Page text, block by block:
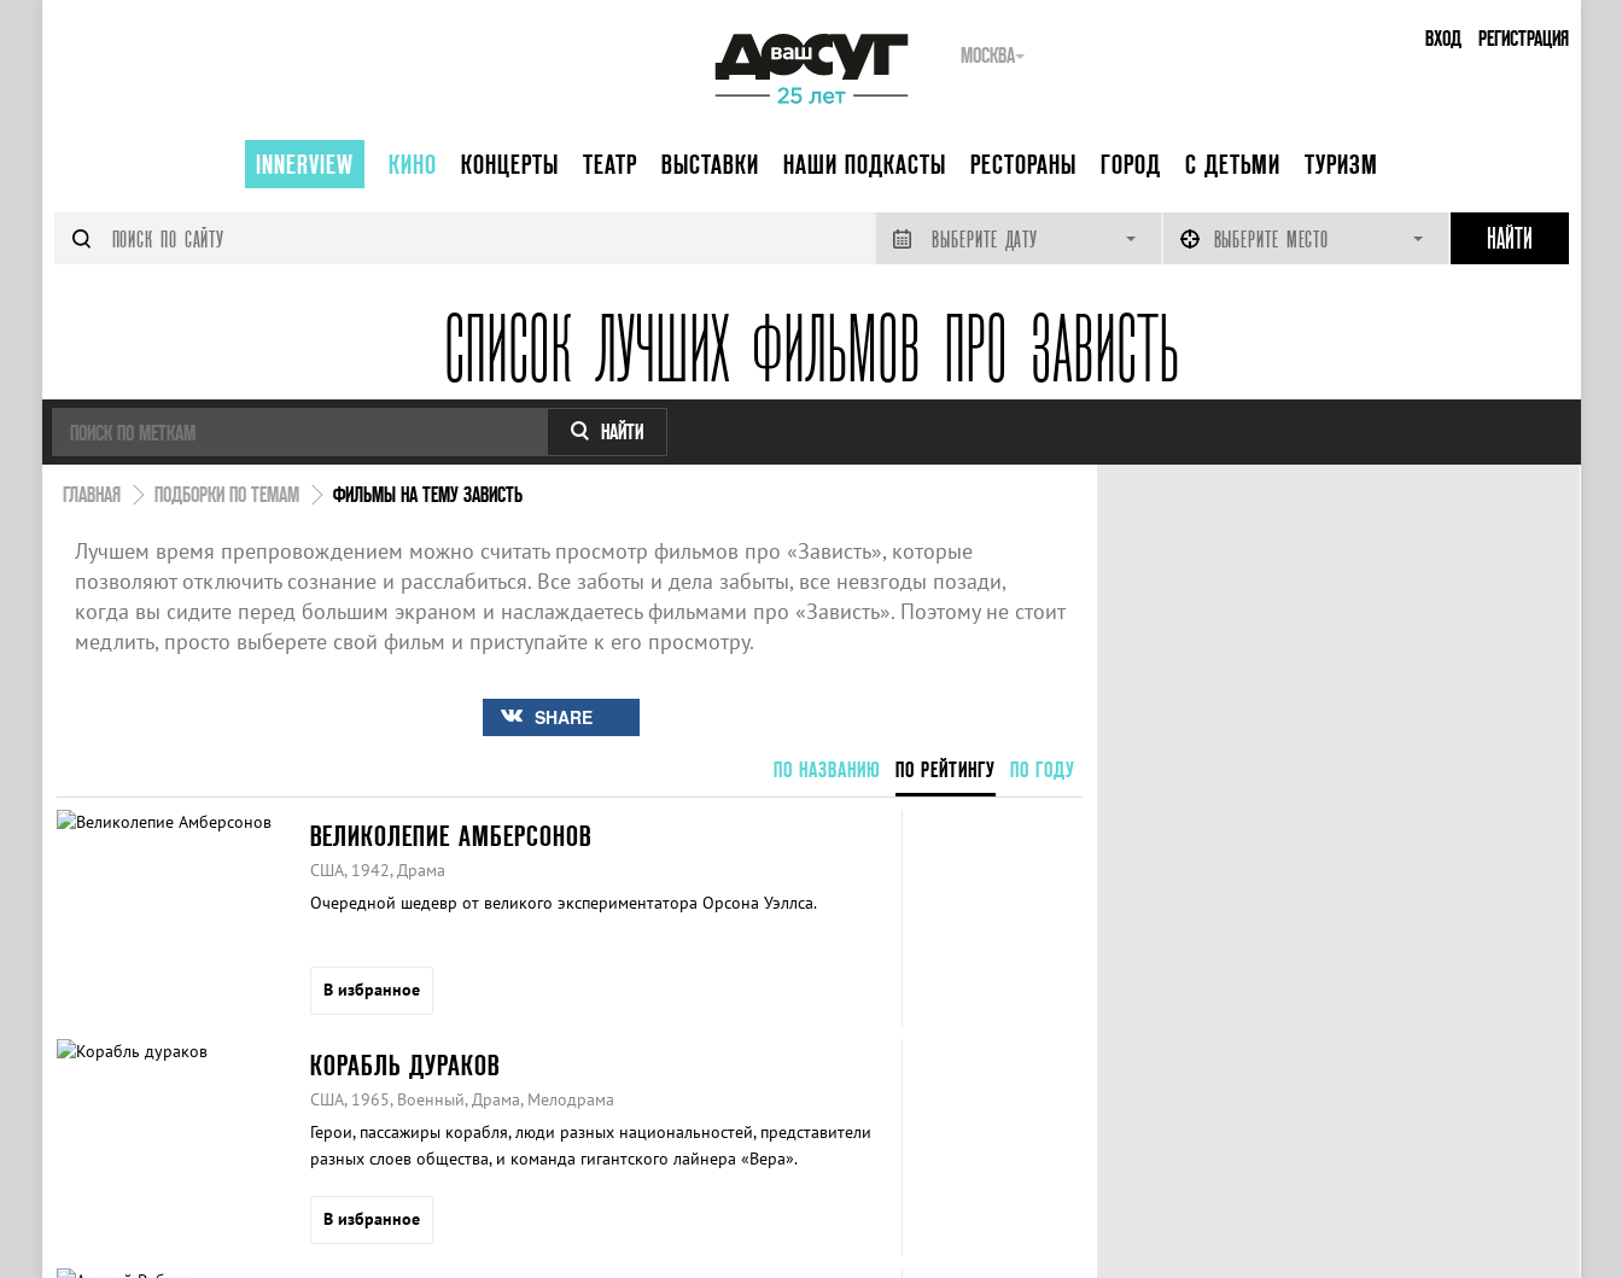
ВХОД РЕГИСТРАЦИЯ
МОСКВА
INNERVIEW КИНО КОНЦЕРТЫ ТЕАТР ВЫСТАВКИ НАШИ ПОДКАСТЫ РЕСТОРАНЫ ГОРОД С ДЕТЬМИ ТУРИЗМ
ВЫБЕРИТЕ ДАТУ ВЫБЕРИТЕ МЕСТО
СПИСОК ЛУЧШИХ ФИЛЬМОВ ПРО ЗАВИСТЬ
НАЙТИ
ГЛАВНАЯ ПОДБОРКИ ПО ТЕМАМ ФИЛЬМЫ НА ТЕМУ ЗАВИСТЬ
Лучшем время препровождением можно считать просмотр фильмов про «Зависть», которые
позволяют отключить сознание и расслабиться. Все заботы и дела забыты, все невзгоды позади,
когда вы сидите перед большим экраном и наслаждаетесь фильмами про «Зависть». Поэтому не стоит
медлить, просто выберете свой фильм и приступайте к его просмотру.
SHARE
ПО НАЗВАНИЮ ПО РЕЙТИНГУ ПО ГОДУ
ВЕЛИКОЛЕПИЕ АМБЕРСОНОВ
США, 1942, Драма
Очередной шедевр от великого экспериментатора Орсона Уэллса.
В избранное
КОРАБЛЬ ДУРАКОВ
США, 1965, Военный, Драма, Мелодрама
Герои, пассажиры корабля, люди разных национальностей, представители
разных слоев общества, и команда гигантского лайнера «Вера».
В избранное